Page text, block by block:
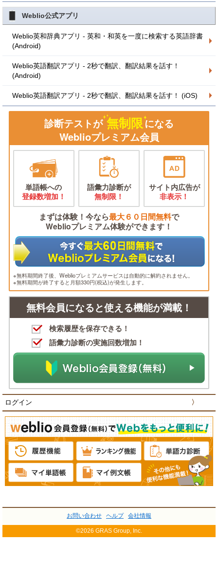
Weblio公式アプリ
Weblio英和辞典アプリ - 英和・和英を一度に検索する英語辞書
(Android)
Weblio英語翻訳アプリ - 2秒で翻訳、翻訳結果を話す！
(Android)
Weblio英語翻訳アプリ - 2秒で翻訳、翻訳結果を話す！ (iOS)
診断テストが 無制限になる
Weblioプレミアム会員
単語帳への
登録数増加！
語彙力診断が
無制限！
サイト内広告が
非表示！
まずは体験！今なら最大６０日間無料で
Weblioプレミアム体験ができます！
※無料期間終了後、Weblioプレミアムサービスは自動的に解約されません。
※無料期間が終了すると月額330円(税込)が発生します。
無料会員になると使える機能が満載！
検索履歴を保存できる！
語彙力診断の実施回数増加！
ログイン 〉
お問い合わせ ヘルプ 会社情報
©2026 GRAS Group, Inc.